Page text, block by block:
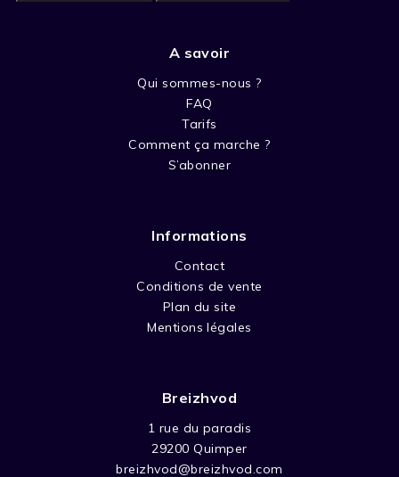
A savoir
Qui sommes-nous ?
FAQ
Tarifs
Comment ça marche ?
S’abonner
Informations
Contact
Conditions de vente
Plan du site
Mentions légales
Breizhvod
1 rue du paradis
29200 Quimper
breizhvod@breizhvod.com